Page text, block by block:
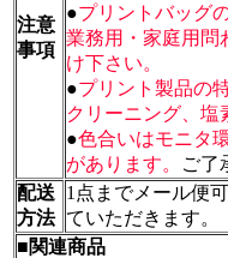
注意
事項
●プリントバッグ
業務用・家庭用問
け下さい。
●プリント製品の
クリーニング、塩
●色合いはモニタ
があります。
ご了
配送
方法
1点までメール便
ていただきます。
■関連商品